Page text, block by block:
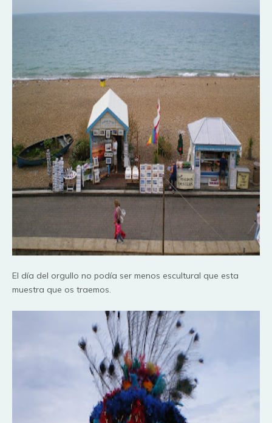
El día del orgullo no podía ser menos escultural que esta
muestra que os traemos.